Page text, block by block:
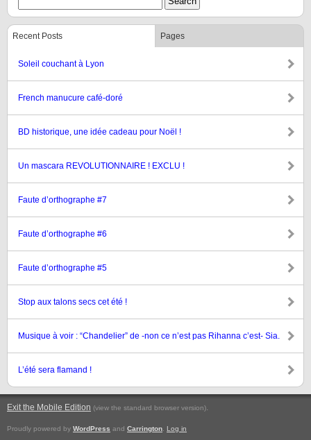
Recent Posts Pages
Soleil couchant à Lyon
French manucure café-doré
BD historique, une idée cadeau pour Noël !
Un mascara REVOLUTIONNAIRE ! EXCLU !
Faute d’orthographe #7
Faute d’orthographe #6
Faute d’orthographe #5
Stop aux talons secs cet été !
Musique à voir : “Chandelier” de -non ce n’est pas Rihanna c’est- Sia.
L’été sera flamand !
Exit the Mobile Edition (view the standard browser version).
Proudly powered by WordPress and Carrington
Log in